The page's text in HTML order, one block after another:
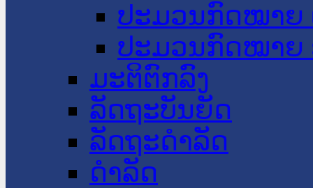
ປະມວນກົດໝາຍ
ປະມວນກົດໝາຍ
ມະຕິຕົກລົງ
ລັດຖະບັນຍັດ
ລັດຖະດໍາລັດ
ດໍາລັດ